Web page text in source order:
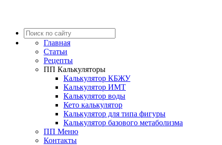
Главная
Статьи
Рецепты
ПП Калькуляторы
Калькулятор КБЖУ
Калькулятор ИМТ
Калькулятор воды
Кето калькулятор
Калькулятор для типа фигуры
Калькулятор базового метаболизма
ПП Меню
Контакты